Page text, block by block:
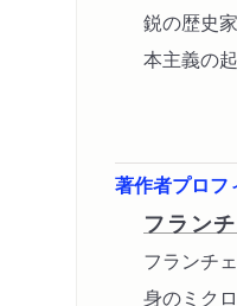
鋭の歴史
本主義の
著作者プロフ
フラン
フランチ
身のミク